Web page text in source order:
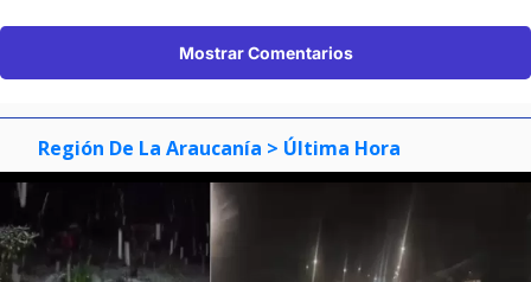
Mostrar Comentarios
Región De La Araucanía > Última Hora